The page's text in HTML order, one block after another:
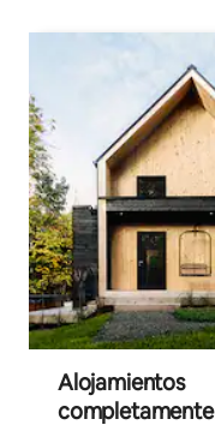
Alojamientos
completamente